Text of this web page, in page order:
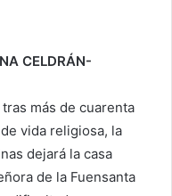
CELDRÁN-
más de cuarenta
vida religiosa, la
dejará la casa
de la Fuensanta